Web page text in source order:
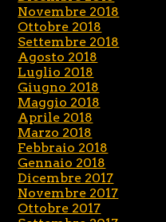
Novembre 2018
Ottobre 2018
Settembre 2018
Agosto 2018
Luglio 2018
Giugno 2018
Maggio 2018
Aprile 2018
Marzo 2018
Febbraio 2018
Gennaio 2018
Dicembre 2017
Novembre 2017
Ottobre 2017